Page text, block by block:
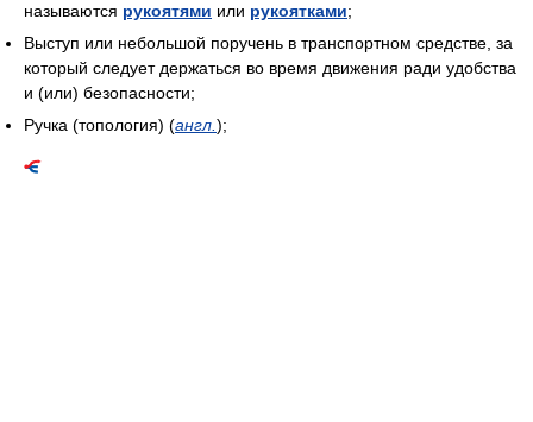
называются рукоятями или рукоятками;
Выступ или небольшой поручень в транспортном средстве, за
который следует держаться во время движения ради удобства
и (или) безопасности;
Ручка (топология) (англ. );